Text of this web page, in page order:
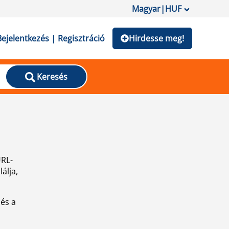
Magyar|HUF
| Regisztráció Hirdesse meg!
Keresés
a